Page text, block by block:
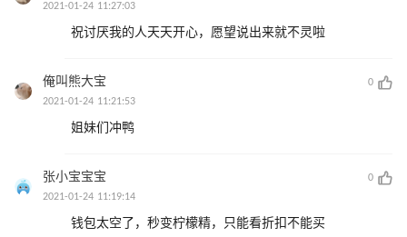
2021-01-24 11:27:03
祝讨厌我的人天天开心，愿望说出来就不灵啦
俺叫熊大宝
0
2021-01-24 11:21:53
姐妹们冲鸭
张小宝宝宝
0
2021-01-24 11:19:14
钱包太空了，秒变柠檬精，只能看折扣不能买